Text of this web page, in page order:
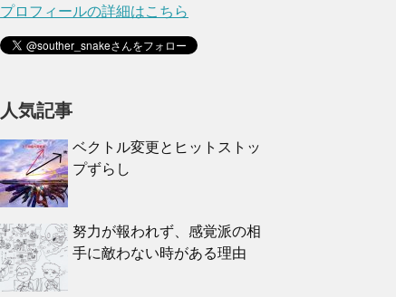
プロフィールの詳細はこちら
人気記事
ベクトル変更とヒットストッ
プずらし
努力が報われず、感覚派の相
手に敵わない時がある理由